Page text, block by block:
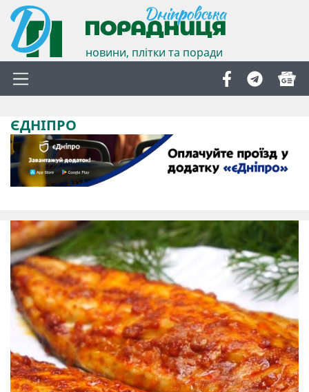
новини, плітки та поради
ЄДНІПРО